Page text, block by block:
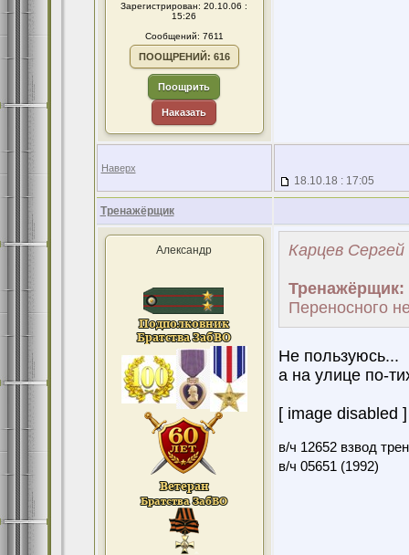
Зарегистрирован: 20.10.06 :
15:26
Сообщений: 7611
ПООЩРЕНИЙ: 616
Поощрить
Наказать
Наверх
18.10.18 : 17:05
Тренажёрщик
Александр Карцев Сергей
Тренажёрщик:
Переносного
Не пользуюсь...
а на улице по-
[ image disabled ]
в/ч 12652 взвод
в/ч 05651 (1992)